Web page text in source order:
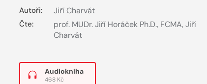
Autoři: Jiří Charvát
Čte: prof. MUDr. Jiří Horáček Ph.D., FCMA, Jiří
Charvát
Audiokniha
468 Kč